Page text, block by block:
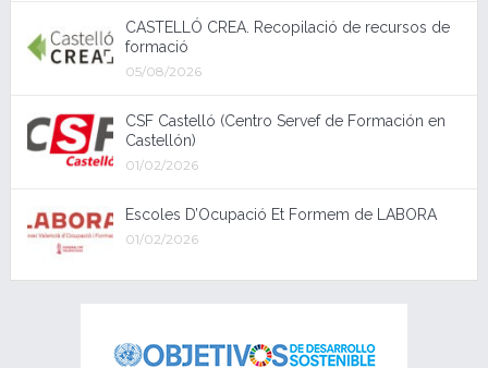
CASTELLÓ CREA. Recopilació de recursos de
formació
05/08/2026
CSF Castelló (Centro Servef de Formación en
Castellón)
01/02/2026
Escoles D’Ocupació Et Formem de LABORA
01/02/2026